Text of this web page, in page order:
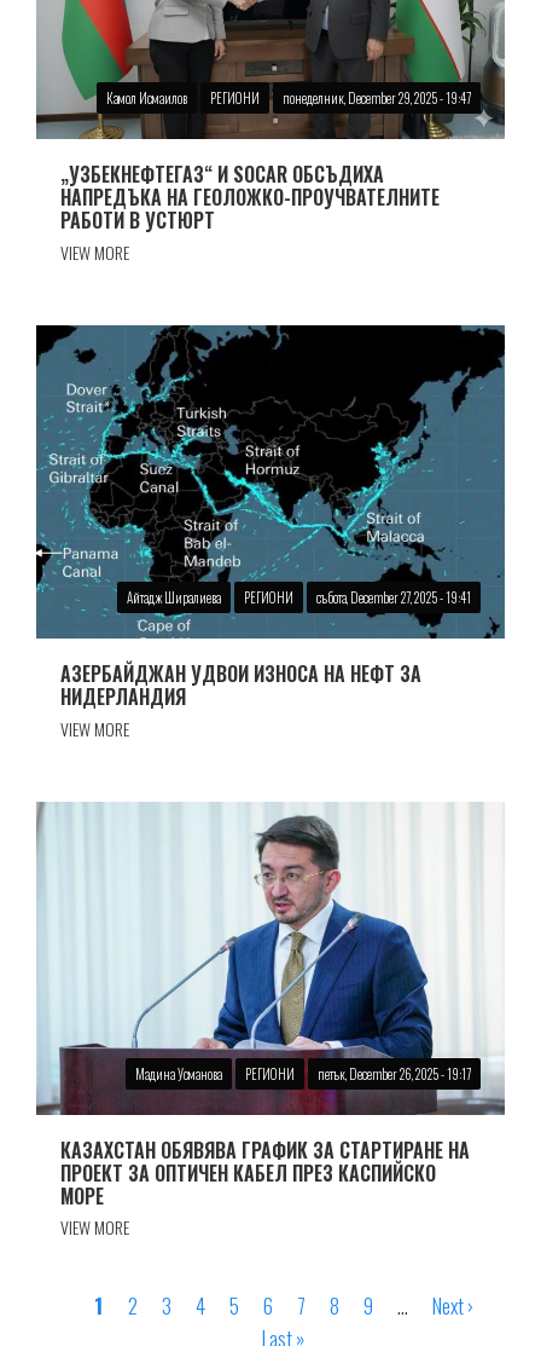
Камол Исмаилов РЕГИОНИ понеделник, December 29, 2025 - 19:47
„УЗБЕКНЕФТЕГАЗ“ И SOCAR ОБСЪДИХА
НАПРЕДЪКА НА ГЕОЛОЖКО-ПРОУЧВАТЕЛНИТЕ
РАБОТИ В УСТЮРТ
VIEW MORE
Айтадж Ширалиева РЕГИОНИ събота, December 27, 2025 - 19:41
АЗЕРБАЙДЖАН УДВОИ ИЗНОСА НА НЕФТ ЗА
НИДЕРЛАНДИЯ
VIEW MORE
Мадина Усманова РЕГИОНИ петък, December 26, 2025 - 19:17
КАЗАХСТАН ОБЯВЯВА ГРАФИК ЗА СТАРТИРАНЕ НА
ПРОЕКТ ЗА ОПТИЧЕН КАБЕЛ ПРЕЗ КАСПИЙСКО
МОРЕ
VIEW MORE
Pagination
Страница
1 Страница
2 Страница
3 Страница
4 Страница
5 Страница
6 Страница
7 Страница
8 Страница
9 …
Next
Next ›
Last »